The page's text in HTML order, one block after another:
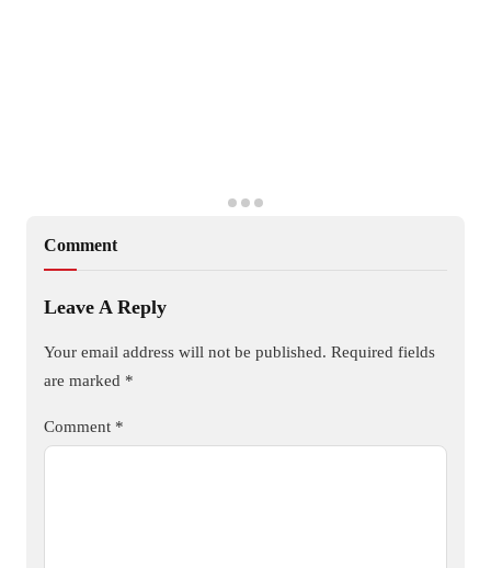
Comment
Leave A Reply
Your email address will not be published. Required fields
are marked *
Comment *